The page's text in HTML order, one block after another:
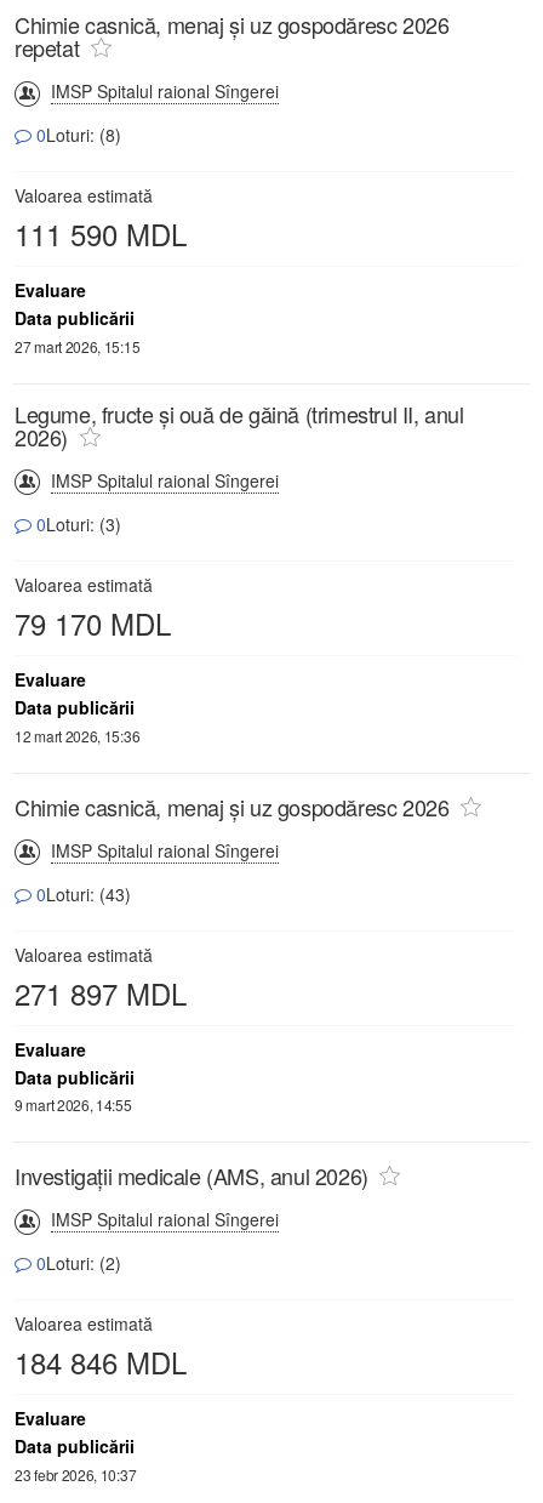
Chimie casnică, menaj și uz gospodăresc 2026
repetat
IMSP Spitalul raional Sîngerei
0Loturi: (8)
Valoarea estimată
111 590 MDL
Evaluare
Data publicării
27 mart 2026, 15:15
Legume, fructe și ouă de găină (trimestrul II, anul
2026)
IMSP Spitalul raional Sîngerei
0Loturi: (3)
Valoarea estimată
79 170 MDL
Evaluare
Data publicării
12 mart 2026, 15:36
Chimie casnică, menaj și uz gospodăresc 2026
IMSP Spitalul raional Sîngerei
0Loturi: (43)
Valoarea estimată
271 897 MDL
Evaluare
Data publicării
9 mart 2026, 14:55
Investigații medicale (AMS, anul 2026)
IMSP Spitalul raional Sîngerei
0Loturi: (2)
Valoarea estimată
184 846 MDL
Evaluare
Data publicării
23 febr 2026, 10:37